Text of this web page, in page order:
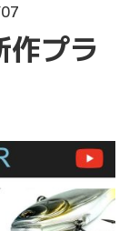
作プラ